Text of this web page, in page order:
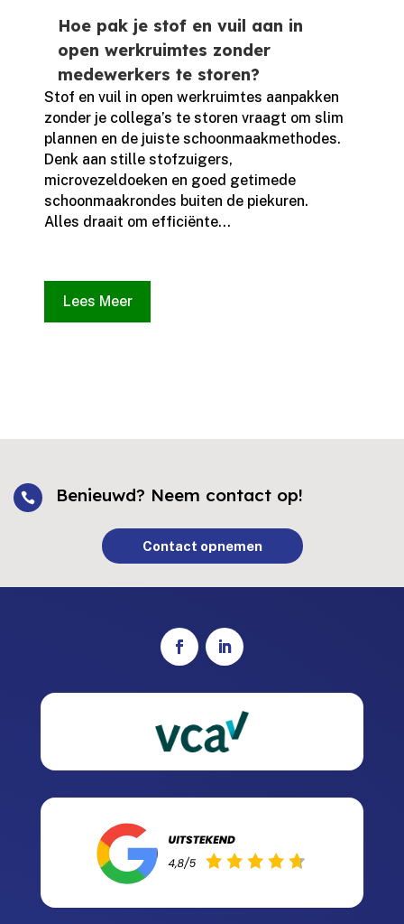
Hoe pak je stof en vuil aan in
open werkruimtes zonder
medewerkers te storen?
Stof en vuil in open werkruimtes aanpakken
zonder je collega’s te storen vraagt om slim
plannen en de juiste schoonmaakmethodes.​
Denk aan stille stofzuigers,
microvezeldoeken en goed getimede
schoonmaakrondes buiten de piekuren.​
Alles draait om efficiënte...
Lees Meer
 Benieuwd? Neem contact op!
Contact opnemen